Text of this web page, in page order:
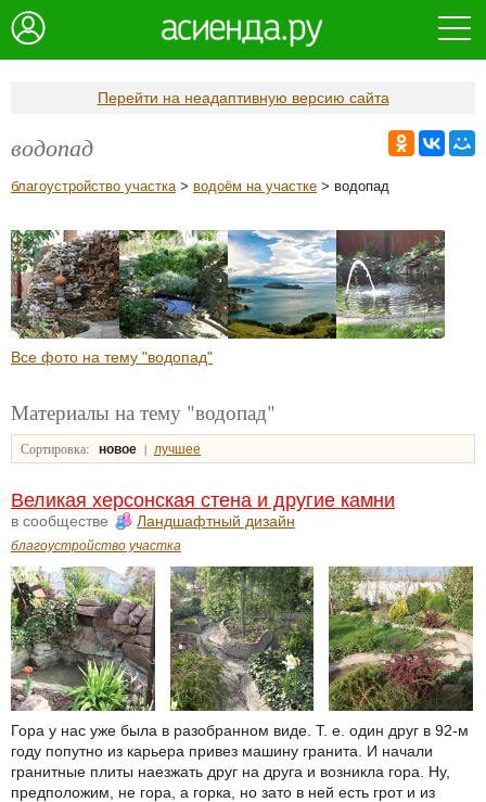
Перейти на неадаптивную версию сайта
водопад
благоустройство участка> водоём на участке > водопад
Все фото на тему "водопад"
Материалы на тему "водопад"
Сортировка: новое | лучшее
Великая херсонская стена и другие камни
в сообществе Ландшафтный дизайн
благоустройство участка
Гора у нас уже была в разобранном виде. Т. е. один друг в 92-м
году попутно из карьера привез машину гранита. И начали
гранитные плиты наезжать друг на друга и возникла гора. Ну,
предположим, не гора, а горка, но зато в ней есть грот и из